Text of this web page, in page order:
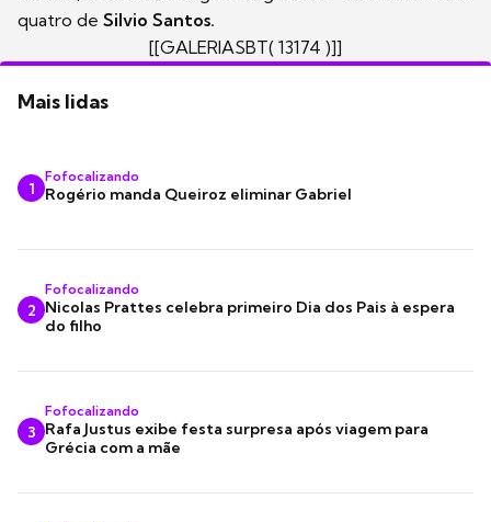
quatro de Silvio Santos.
[[GALERIASBT( 13174 )]]
Mais lidas
1
Fofocalizando
Rogério manda Queiroz eliminar Gabriel
2
Fofocalizando
Nicolas Prattes celebra primeiro Dia dos Pais à espera
do filho
3
Fofocalizando
Rafa Justus exibe festa surpresa após viagem para
Grécia com a mãe